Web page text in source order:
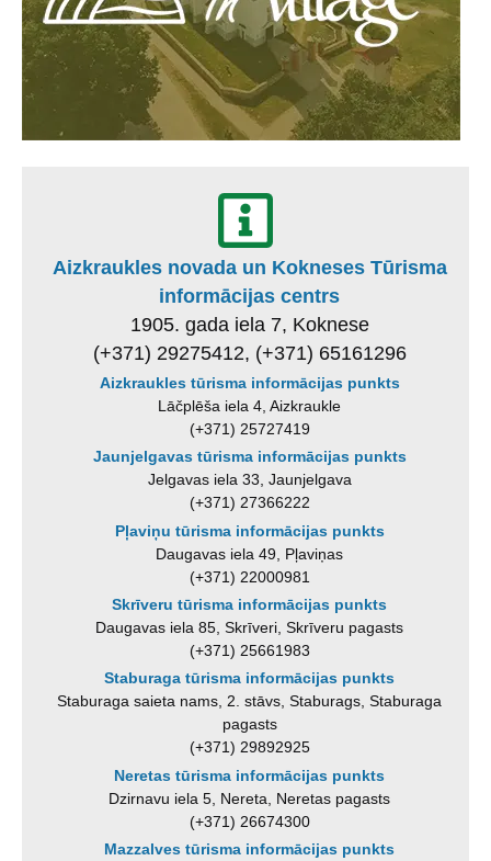
Aizkraukles novada un Kokneses Tūrisma
informācijas centrs
1905. gada iela 7, Koknese
(+371) 29275412, (+371) 65161296
Aizkraukles tūrisma informācijas punkts
Lāčplēša iela 4, Aizkraukle
(+371) 25727419
Jaunjelgavas tūrisma informācijas punkts
Jelgavas iela 33, Jaunjelgava
(+371) 27366222
Pļaviņu tūrisma informācijas punkts
Daugavas iela 49, Pļaviņas
(+371) 22000981
Skrīveru tūrisma informācijas punkts
Daugavas iela 85, Skrīveri, Skrīveru pagasts
(+371) 25661983
Staburaga tūrisma informācijas punkts
Staburaga saieta nams, 2. stāvs, Staburags, Staburaga
pagasts
(+371) 29892925
Neretas tūrisma informācijas punkts
Dzirnavu iela 5, Nereta, Neretas pagasts
(+371) 26674300
Mazzalves tūrisma informācijas punkts